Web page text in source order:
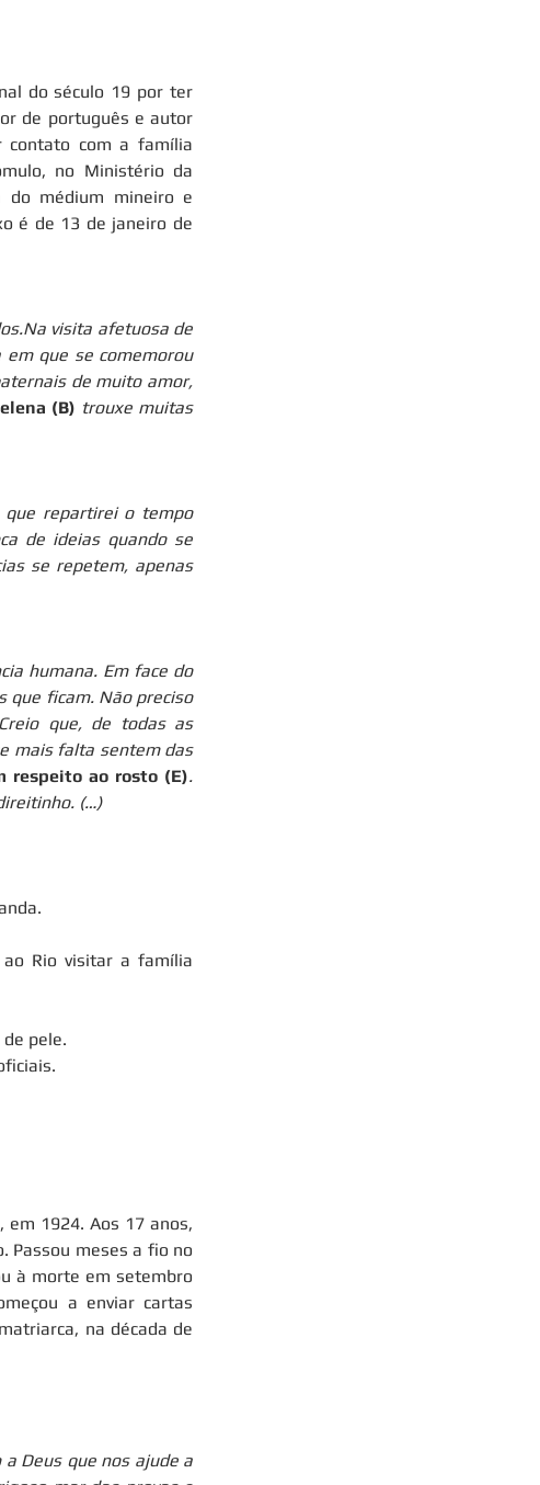
do século 19 por ter
de português e autor
contato com a família
no Ministério da
do médium mineiro e
é de 13 de janeiro de
visita afetuosa de
em que se comemorou
de muito amor,
(B) trouxe muitas
que repartirei o tempo
de ideias quando se
se repetem, apenas
humana. Em face do
que ficam. Não preciso
que, de todas as
mais falta sentem das
respeito ao rosto (E).
(…)
ao Rio visitar a família
pele.
1924. Aos 17 anos,
Passou meses a fio no
à morte em setembro
a enviar cartas
na década de
Deus que nos ajude a